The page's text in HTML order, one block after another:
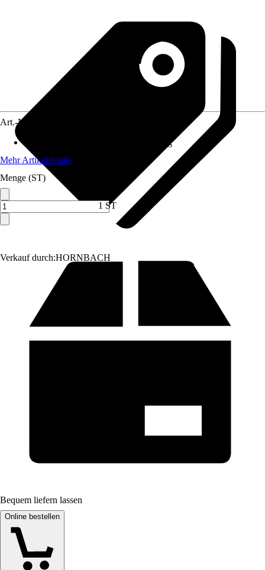
Verkauf durch:HORNBACH
Art.-Nr.
Duschabtrennung
Mehr Artikeldetails
Menge (ST)
1 ST
Bequem liefern lassen
Online bestellen